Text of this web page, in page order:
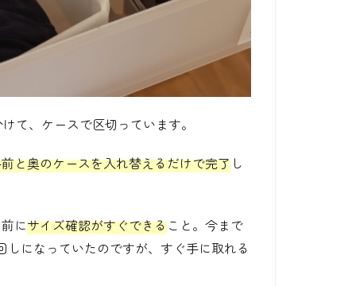
て、ケースで区切っています。
と奥のケースを入れ替えるだけで完了 し
にサイズ確認がすぐできること。今まで
になっていたのですが、すぐ手に取れる